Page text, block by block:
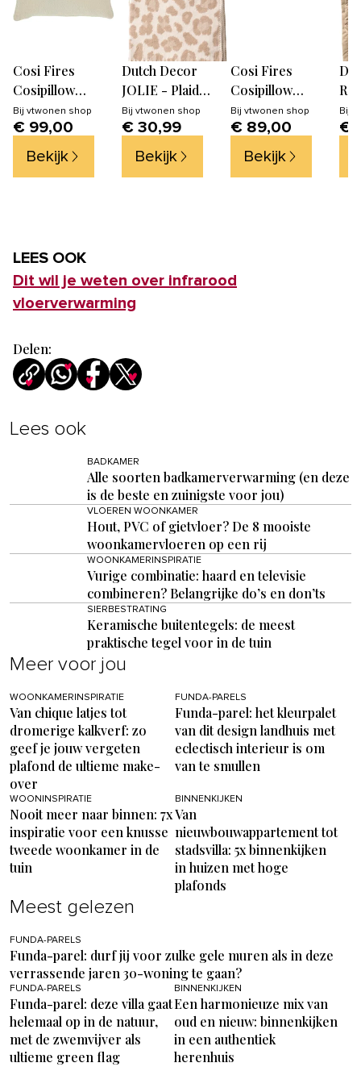
Cosi Fires
Cosipillow
warmtekussen
Comfort teddy -
40x60cm
Bij vtwonen shop
€ 99,00
Bekijk
Dutch Decor
JOLIE - Plaid
140x180 cm -
Pumice Stone -
beige - panter
dessin - franjes
Bij vtwonen shop
€ 30,99
Bekijk
Cosi Fires
Cosipillow
warmtekussen
Bolster Comfort
grey - 45x15cm
Bij vtwonen shop
€ 89,00
Bekijk
Bij
€
LEES OOK
Dit wil je weten over infrarood
vloerverwarming
Delen:
Lees ook
BADKAMER
Alle soorten badkamerverwarming (en deze
is de beste en zuinigste voor jou)
VLOEREN WOONKAMER
Hout, PVC of gietvloer? De 8 mooiste
woonkamervloeren op een rij
WOONKAMERINSPIRATIE
Vurige combinatie: haard en televisie
combineren? Belangrijke do’s en don’ts
SIERBESTRATING
Keramische buitentegels: de meest
praktische tegel voor in de tuin
Meer voor jou
WOONKAMERINSPIRATIE
Van chique latjes tot
dromerige kalkverf: zo
geef je jouw vergeten
plafond de ultieme make-
over
FUNDA-PARELS
Funda-parel: het kleurpalet
van dit design landhuis met
eclectisch interieur is om
van te smullen
WOONINSPIRATIE
Nooit meer naar binnen: 7x
inspiratie voor een knusse
tweede woonkamer in de
tuin
BINNENKIJKEN
Van
nieuwbouwappartement tot
stadsvilla: 5x binnenkijken
in huizen met hoge
plafonds
Meest gelezen
FUNDA-PARELS
Funda-parel: durf jij voor zulke gele muren als in deze
verrassende jaren 30-woning te gaan?
FUNDA-PARELS
Funda-parel: deze villa gaat
helemaal op in de natuur,
met de zwemvijver als
ultieme green flag
BINNENKIJKEN
Een harmonieuze mix van
oud en nieuw: binnenkijken
in een authentiek
herenhuis